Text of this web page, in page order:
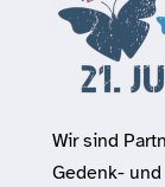
Wir sind
Gedenk-